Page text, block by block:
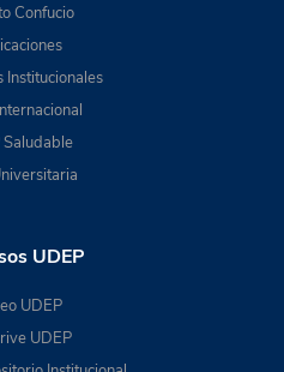
Confucio
Institucionales
Saludable
UDEP
UDEP
UDEP